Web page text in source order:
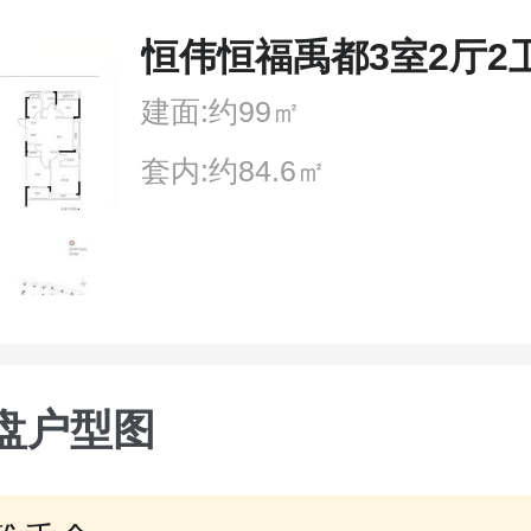
恒伟恒福禹都3室2厅2
建面:约99㎡
套内:约84.6㎡
户型图